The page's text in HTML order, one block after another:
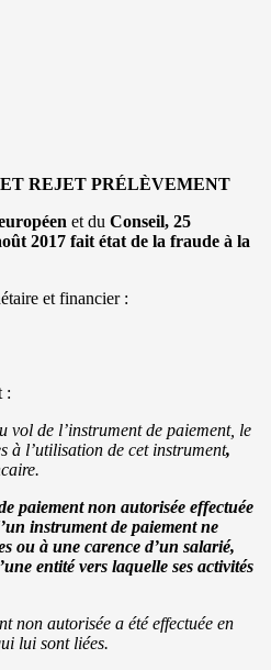
ET REJET PRÉLÈVEMENT
et duConseil, 25
2017 fait état de la fraude à la
et financier :
:
vol de l’instrument de paiement, le
à l’utilisation de cet instrument,
paiement non autorisée effectuée
instrument de paiement ne
ou à une carence d’un salarié,
entité vers laquelle ses activités
non autorisée a été effectuée en
lui sont liées.